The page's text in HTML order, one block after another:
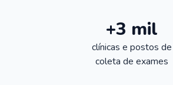
+3 mil
clínicas e postos de
coleta de exames